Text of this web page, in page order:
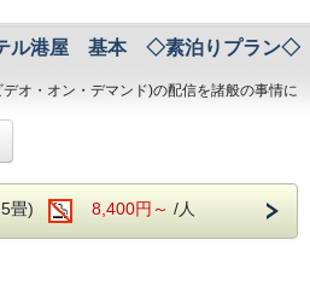
約15分/はりまや橋…徒歩約10分
十八ヶ所)
楽寺…車で約15分
寺…車で約20分
蹊寺…車で約20分
クやバスも駐車可能な専用平置
台完備。
ック・バス・自動二輪でお越しの
問い合わせ下さいませ。
ブック」をチェックイン時にお渡しい
卓 晩酌きっぷ」とは・・・
、
卓晩酌きっぷ＆朝食付プラン！
スにお役立てください。
朝食を食べて朝から元気に！
＞
テル港屋 基本 ◇素泊りプラン◇
デオ・オン・デマンド)の配信を諸般の事情に
ただき、誠にありがとうございました。
りますようお願い申し上げます。
基本プランです。
畳) 8,400円～ /人